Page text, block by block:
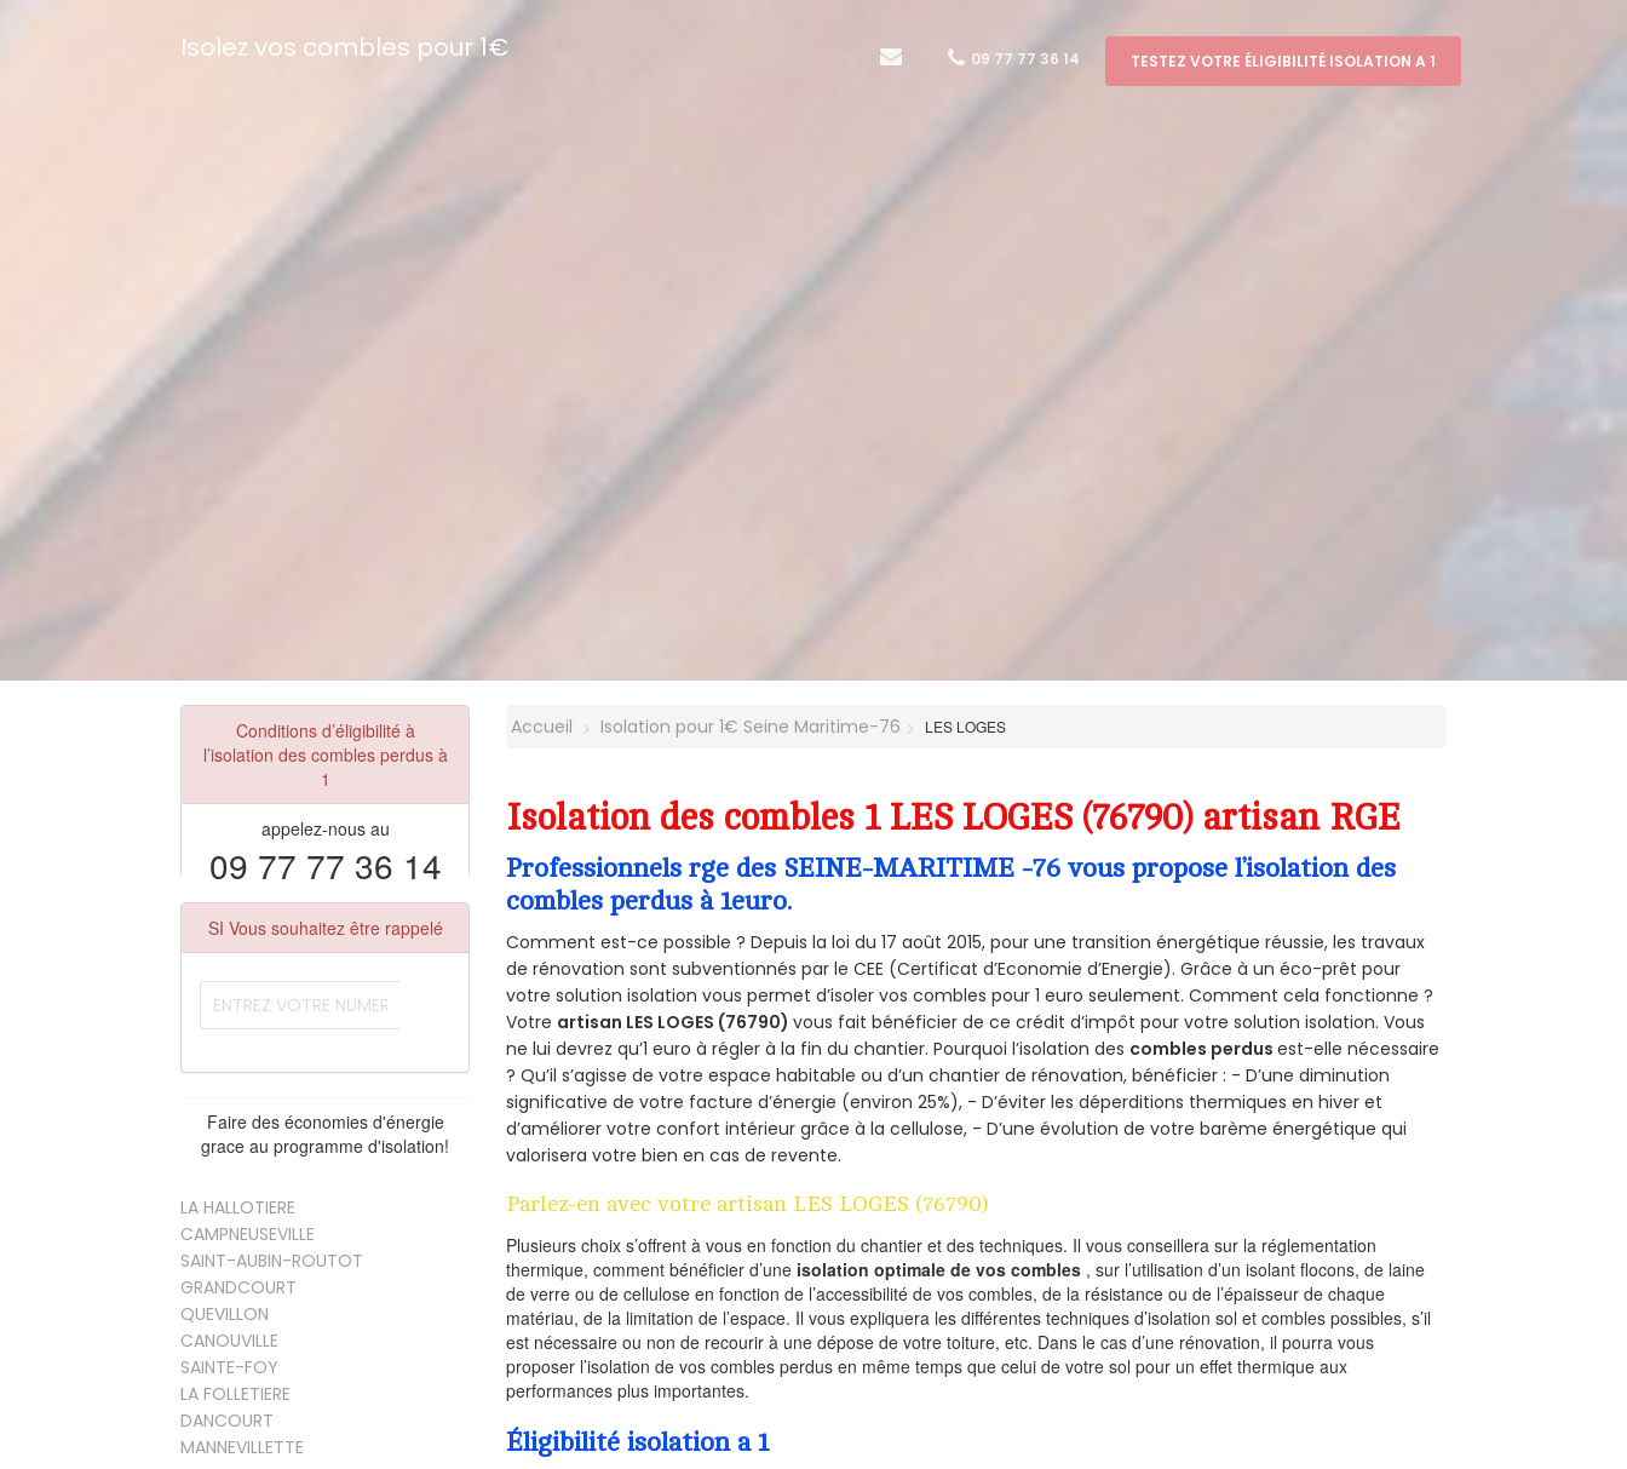
Isolez vos combles pour 1€ 09 77 77 36 14 TESTEZ VOTRE ÉLIGIBILITÉ ISOLATION A 1
Conditions d’éligibilité à
l’isolation des combles perdus à
1
appelez-nous au
09 77 77 36 14
SI Vous souhaitez être rappelé
Faire des économies d'énergie
grace au programme d'isolation!
LA HALLOTIERE
CAMPNEUSEVILLE
SAINT-AUBIN-ROUTOT
GRANDCOURT
QUEVILLON
CANOUVILLE
SAINTE-FOY
LA FOLLETIERE
DANCOURT
MANNEVILLETTE
Accueil Isolation pour 1€ Seine Maritime-76 LES LOGES
Isolation des combles 1 LES LOGES (76790) artisan RGE
Professionnels rge des SEINE-MARITIME -76 vous propose l’isolation des
combles perdus à 1euro.
Comment est-ce possible ? Depuis la loi du 17 août 2015, pour une transition énergétique réussie, les travaux
de rénovation sont subventionnés par le CEE (Certificat d’Economie d’Energie). Grâce à un éco-prêt pour
votre solution isolation vous permet d’isoler vos combles pour 1 euro seulement. Comment cela fonctionne ?
Votre artisan LES LOGES (76790)vous fait bénéficier de ce crédit d’impôt pour votre solution isolation. Vous
ne lui devrez qu’1 euro à régler à la fin du chantier. Pourquoi l’isolation des combles perdusest-elle nécessaire
? Qu’il s’agisse de votre espace habitable ou d’un chantier de rénovation, bénéficier : - D’une diminution
significative de votre facture d’énergie (environ 25%), - D’éviter les déperditions thermiques en hiver et
d’améliorer votre confort intérieur grâce à la cellulose, - D’une évolution de votre barème énergétique qui
valorisera votre bien en cas de revente.
Parlez-en avec votre artisan LES LOGES (76790)
Plusieurs choix s’offrent à vous en fonction du chantier et des techniques. Il vous conseillera sur la réglementation
thermique, comment bénéficier d’une isolation optimale de vos combles , sur l’utilisation d’un isolant flocons, de laine
de verre ou de cellulose en fonction de l’accessibilité de vos combles, de la résistance ou de l’épaisseur de chaque
matériau, de la limitation de l’espace. Il vous expliquera les différentes techniques d’isolation sol et combles possibles, s’il
est nécessaire ou non de recourir à une dépose de votre toiture, etc. Dans le cas d’une rénovation, il pourra vous
proposer l’isolation de vos combles perdus en même temps que celui de votre sol pour un effet thermique aux
performances plus importantes.
Éligibilité isolation a 1